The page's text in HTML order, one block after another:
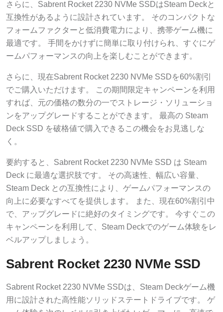
さらに、Sabrent Rocket 2230 NVMe SSDはSteam Deckと
互換性があるように設計されています。 そのコンパクトな
フォームファクターと低消費電力により、携帯ゲーム機に
最適です。 手間をかけずに簡単に取り付けられ、すぐにゲ
ームパフォーマンスの向上を楽しむことができます。
さらに、現在Sabrent Rocket 2230 NVMe SSDを60%割引
でご購入いただけます。 この期間限定キャンペーンを利用
すれば、元の価格の数分の一でストレージ・ソリューショ
ンをアップグレードすることができます。 最高の Steam
Deck SSD を破格値で購入できるこの機会をお見逃しな
く。
要約すると、Sabrent Rocket 2230 NVMe SSD は Steam
Deck に最適な選択肢です。 その高速性、幅広い容量、
Steam Deck との互換性により、ゲームパフォーマンスの
向上に必要なすべてを提供します。 また、現在60%割引中
で、アップグレードに絶好のタイミングです。 今すぐこの
キャンペーンを利用して、Steam Deckでのゲーム体験をレ
ベルアップしましょう。
Sabrent Rocket 2230 NVMe SSD
Sabrent Rocket 2230 NVMe SSDは、Steam Deckゲーム機
用に設計された高性能ソリッドステートドライブです。 ゲ